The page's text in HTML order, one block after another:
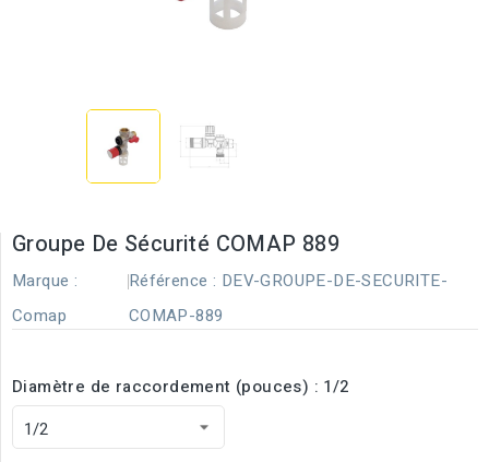
Groupe De Sécurité COMAP 889
Marque :
Comap
Référence : DEV-GROUPE-DE-SECURITE-
COMAP-889
Diamètre de raccordement (pouces) : 1/2